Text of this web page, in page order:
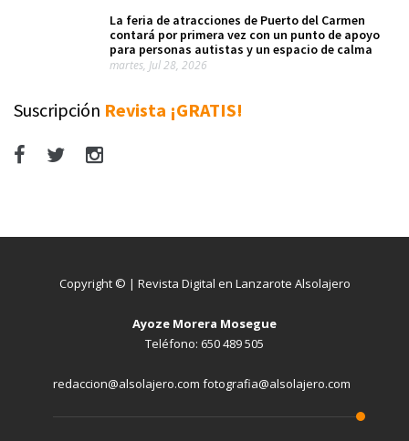
La feria de atracciones de Puerto del Carmen
contará por primera vez con un punto de apoyo
para personas autistas y un espacio de calma
martes, Jul 28, 2026
Suscripción Revista ¡GRATIS!
Copyright © | Revista Digital en Lanzarote Alsolajero
Ayoze Morera Mosegue
Teléfono: 650 489 505
redaccion@alsolajero.com fotografia@alsolajero.com